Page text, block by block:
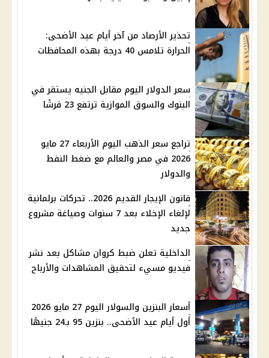
تحذير الأرصاد من آخر أيام عيد الأضحى:
الحرارة تلامس 40 درجة بهذه المحافظات
سعر الدولار اليوم مقابل الجنيه يستقر في
البنوك والسوق الموازية ترتفع 23 قرشًا
تراجع سعر الذهب اليوم الأربعاء 27 مايو
2026 في مصر والعالم مع ضغط النفط
والدولار
قانون الإيجار القديم 2026.. تحركات برلمانية
لإلغاء الإخلاء بعد 7 سنوات وصياغة مشروع
جديد
الداخلية تعلن ضبط كروان مشاكل بعد نشر
فيديو مسيء لتحقيق المشاهدات والأرباح
أسعار البنزين والسولار اليوم 27 مايو 2026
أول أيام عيد الأضحى.. بنزين 95 بـ24 جنيهًا